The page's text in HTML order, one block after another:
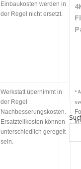
Einbaukosten werden in
der Regel nicht ersetzt.
Werkstatt übernimmt in
der Regel
Nachbesserungskosten.
Ersatzteilkosten können
unterschiedlich geregelt
sein.
*